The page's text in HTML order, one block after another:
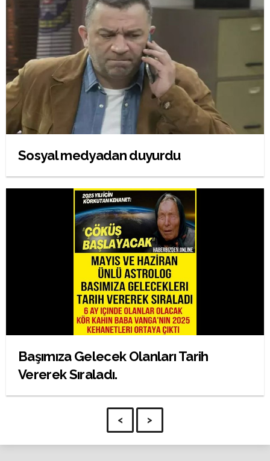
Sosyal medyadan duyurdu
Başımıza Gelecek Olanları Tarih
Vererek Sıraladı.
< >